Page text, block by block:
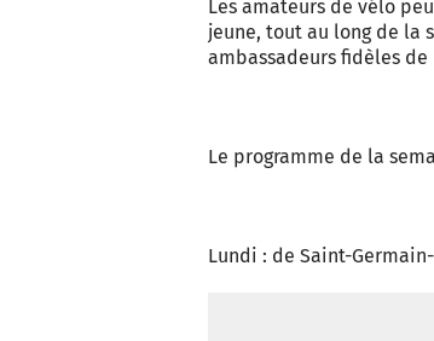
Les amateurs de vélo
jeune, tout au long de la
ambassadeurs fidèles
Le programme de la
Lundi : de Saint-